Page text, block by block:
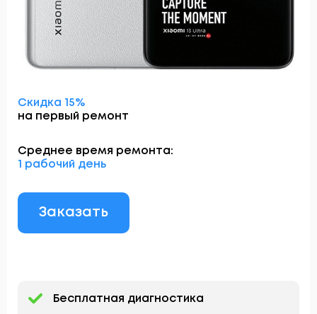
Скидка 15%
на первый ремонт
Среднее время ремонта:
1 рабочий день
Заказать
Бесплатная диагностика